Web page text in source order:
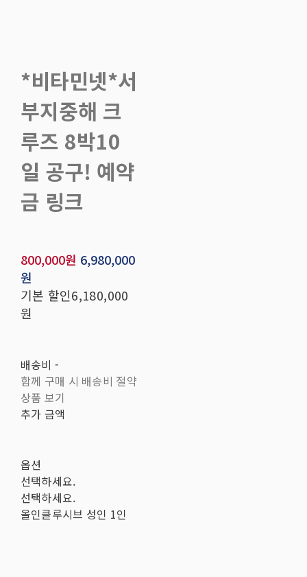
*비타민넷*서
부지중해 크
루즈 8박10
일 공구! 예약
금 링크
800,000원 6,980,000
원
기본 할인6,180,000
원
배송비 -
함께 구매 시 배송비 절약
상품 보기
추가 금액
옵션
선택하세요.
선택하세요.
올인클루시브 성인 1인